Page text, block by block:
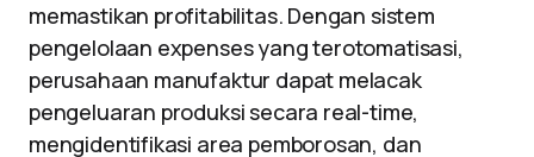
memastikan profitabilitas. Dengan sistem
pengelolaan expenses yang terotomatisasi,
perusahaan manufaktur dapat melacak
pengeluaran produksi secara real-time,
mengidentifikasi area pemborosan, dan